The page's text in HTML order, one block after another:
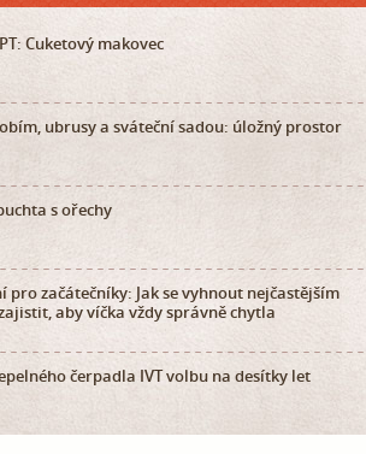
Cuketový makovec
ubrusy a sváteční sadou: úložný prostor
s ořechy
pro začátečníky: Jak se vyhnout nejčastějším
aby víčka vždy správně chytla
čerpadla IVT volbu na desítky let